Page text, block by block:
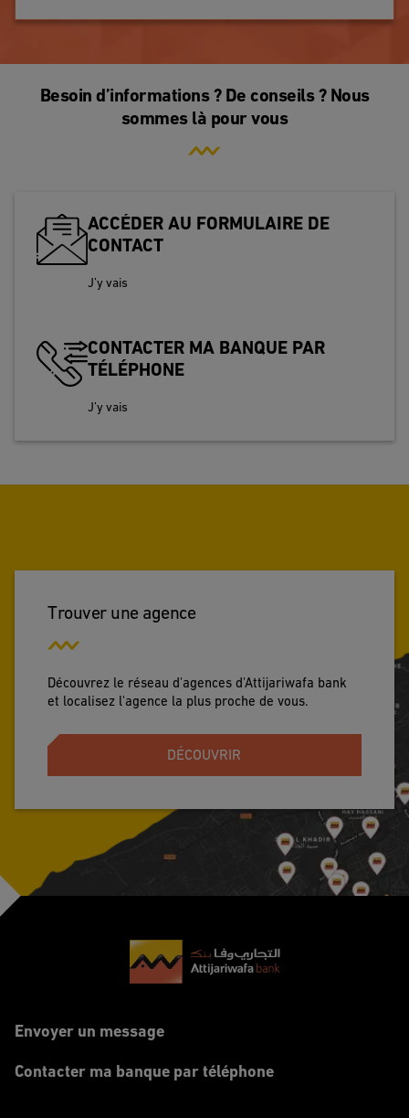
Besoin d’informations ? De conseils ? Nous
sommes là pour vous
ACCÉDER AU FORMULAIRE DE
CONTACT
J’y vais
CONTACTER MA BANQUE PAR
TÉLÉPHONE
J’y vais
Trouver une agence
Découvrez le réseau d'agences d'Attijariwafa bank
et localisez l'agence la plus proche de vous.
DÉCOUVRIR
Footer
Envoyer un message
Contacter ma banque par téléphone